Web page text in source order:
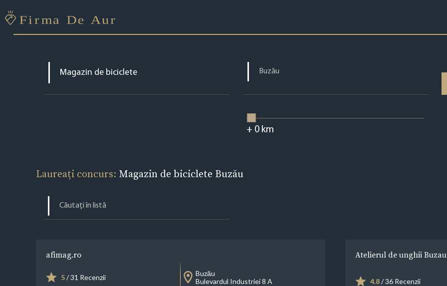
+ 0km
Laureați concurs: Magazin de biciclete Buzău
afimag.ro
5/ 31 Recenzii
Buzău
Bulevardul Industriei 8 A
Atelierul de unghii Buzau
4.8/ 36 Recenzii